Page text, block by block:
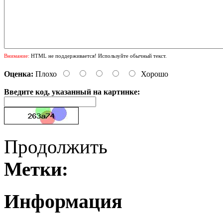
Внимание: HTML не поддерживается! Используйте обычный текст.
Оценка: Плохо Хорошо
Введите код, указанный на картинке:
Продолжить
Метки:
Информация